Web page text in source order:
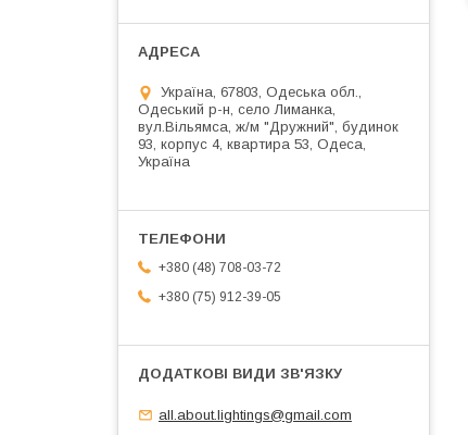
Україна, 67803, Одеська обл.,
Одеський р-н, село Лиманка,
вул.Вільямса, ж/м "Дружний", будинок
93, корпус 4, квартира 53, Одеса,
Україна
+380 (48) 708-03-72
+380 (75) 912-39-05
all.about.lightings@gmail.com